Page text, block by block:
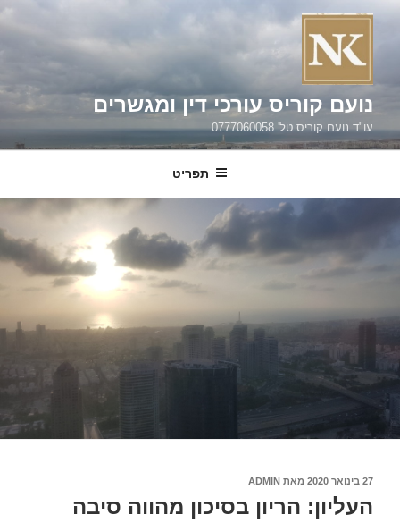
דילוג
נועם קוריס עורכי דין ומגשרים
עו"ד נועם קוריס טל' 0777060058
תפריט
פורסם
27 בינואר 2020 מאת ADMIN
העליון: הריון בסיכון מהווה סיבה